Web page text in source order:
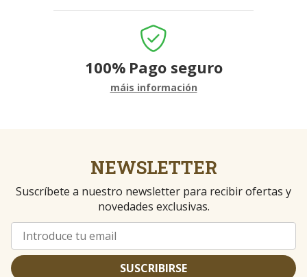
100% Pago seguro
máis información
NEWSLETTER
Suscríbete a nuestro newsletter para recibir ofertas y
novedades exclusivas.
SUSCRIBIRSE